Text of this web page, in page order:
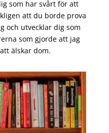
som har svårt för att
att du borde prova
och utvecklar dig som
som gjorde att jag
älskar dom.